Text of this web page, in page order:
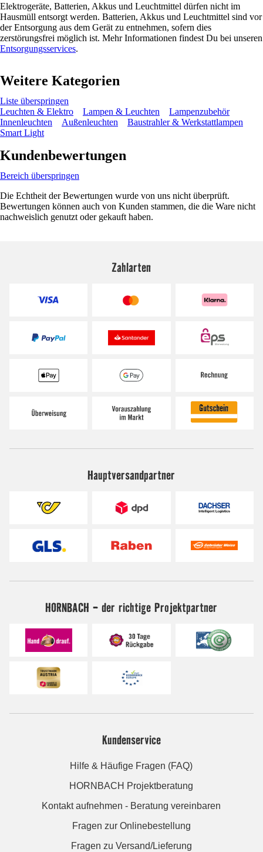
Elektrogeräte, Batterien, Akkus und Leuchtmittel dürfen nicht im
Hausmüll entsorgt werden. Batterien, Akkus und Leuchtmittel sind vor
der Entsorgung aus dem Gerät zu entnehmen, sofern dies
zerstörungsfrei möglich ist. Mehr Informationen findest Du bei unseren
Entsorgungsservices.
Weitere Kategorien
Liste überspringen
Leuchten & Elektro
Lampen & Leuchten
Lampenzubehör
Innenleuchten
Außenleuchten
Baustrahler & Werkstattlampen
Smart Light
Kundenbewertungen
Bereich überspringen
Die Echtheit der Bewertungen wurde von uns nicht überprüft.
Bewertungen können auch von Kunden stammen, die die Ware nicht
nachweislich genutzt oder gekauft haben.
Zahlarten
Hauptversandpartner
HORNBACH - der richtige Projektpartner
Kundenservice
Hilfe & Häufige Fragen (FAQ)
HORNBACH Projektberatung
Kontakt aufnehmen - Beratung vereinbaren
Fragen zur Onlinebestellung
Fragen zu Versand/Lieferung